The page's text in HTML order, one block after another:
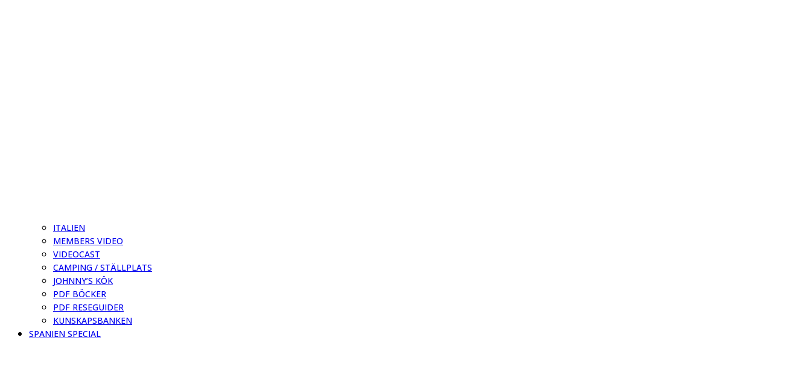
ITALIEN
MEMBERS VIDEO
VIDEOCAST
CAMPING / STÄLLPLATS
JOHNNY’S KÖK
PDF BÖCKER
PDF RESEGUIDER
KUNSKAPSBANKEN
SPANIEN SPECIAL